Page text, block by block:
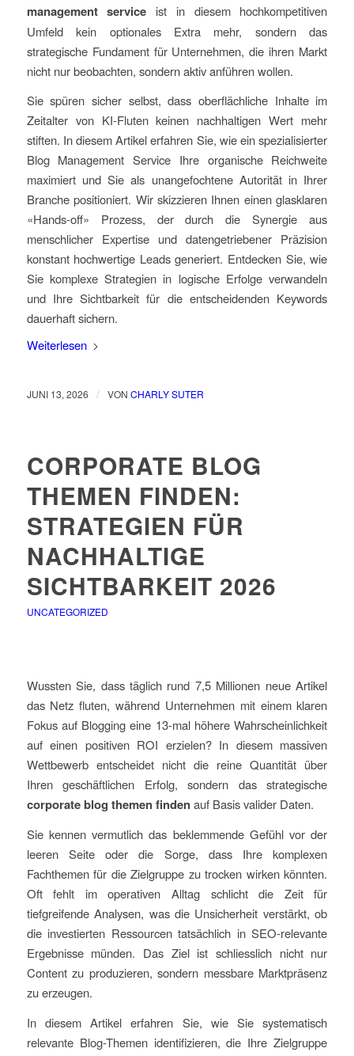
management service ist in diesem hochkompetitiven
Umfeld kein optionales Extra mehr, sondern das
strategische Fundament für Unternehmen, die ihren Markt
nicht nur beobachten, sondern aktiv anführen wollen.
Sie spüren sicher selbst, dass oberflächliche Inhalte im
Zeitalter von KI-Fluten keinen nachhaltigen Wert mehr
stiften. In diesem Artikel erfahren Sie, wie ein spezialisierter
Blog Management Service Ihre organische Reichweite
maximiert und Sie als unangefochtene Autorität in Ihrer
Branche positioniert. Wir skizzieren Ihnen einen glasklaren
«Hands-off» Prozess, der durch die Synergie aus
menschlicher Expertise und datengetriebener Präzision
konstant hochwertige Leads generiert. Entdecken Sie, wie
Sie komplexe Strategien in logische Erfolge verwandeln
und Ihre Sichtbarkeit für die entscheidenden Keywords
dauerhaft sichern.
Weiterlesen
JUNI 13, 2026 / VON CHARLY SUTER
CORPORATE BLOG
THEMEN FINDEN:
STRATEGIEN FÜR
NACHHALTIGE
SICHTBARKEIT 2026
UNCATEGORIZED
Wussten Sie, dass täglich rund 7,5 Millionen neue Artikel
das Netz fluten, während Unternehmen mit einem klaren
Fokus auf Blogging eine 13-mal höhere Wahrscheinlichkeit
auf einen positiven ROI erzielen? In diesem massiven
Wettbewerb entscheidet nicht die reine Quantität über
Ihren geschäftlichen Erfolg, sondern das strategische
corporate blog themen findenauf Basis valider Daten.
Sie kennen vermutlich das beklemmende Gefühl vor der
leeren Seite oder die Sorge, dass Ihre komplexen
Fachthemen für die Zielgruppe zu trocken wirken könnten.
Oft fehlt im operativen Alltag schlicht die Zeit für
tiefgreifende Analysen, was die Unsicherheit verstärkt, ob
die investierten Ressourcen tatsächlich in SEO-relevante
Ergebnisse münden. Das Ziel ist schliesslich nicht nur
Content zu produzieren, sondern messbare Marktpräsenz
zu erzeugen.
In diesem Artikel erfahren Sie, wie Sie systematisch
relevante Blog-Themen identifizieren, die Ihre Zielgruppe